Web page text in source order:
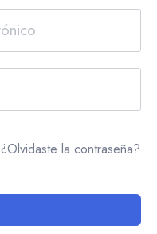
¿Olvidaste la contraseña?